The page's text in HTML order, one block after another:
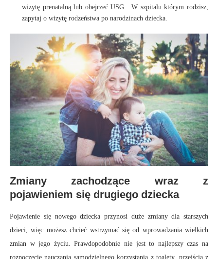
wizytę prenatalną lub obejrzeć USG. W szpitalu którym rodzisz,
zapytaj o wizytę rodzeństwa po narodzinach dziecka.
Zmiany zachodzące wraz z
pojawieniem się drugiego dziecka
Pojawienie się nowego dziecka przynosi duże zmiany dla starszych
dzieci, więc możesz chcieć wstrzymać się od wprowadzania wielkich
zmian w jego życiu. Prawdopodobnie nie jest to najlepszy czas na
rozpoczęcie nauczania samodzielnego korzystania z toalety, przejścia z